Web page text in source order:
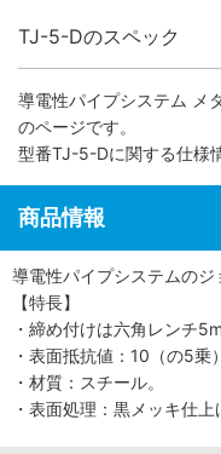
TJ-5-Dのスペック
導電性パイプシステム メ
のページです。
型番TJ-5-Dに関する仕様
商品情報
導電性パイプシステムのジ
【特長】
・締め付けは六角レンチ
・表面抵抗値：10（の5乗
・材質：スチール。
・表面処理：黒メッキ仕上